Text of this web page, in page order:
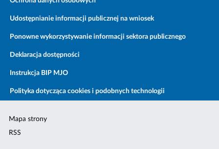
Udostępnianie informacji publicznej na wniosek
Ponowne wykorzystywanie informacji sektora publicznego
Deklaracja dostępności
Instrukcja BIP MJO
Polityka dotycząca cookies i podobnych technologii
Mapa strony
RSS